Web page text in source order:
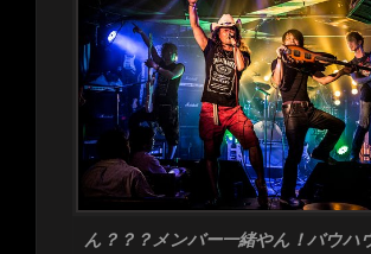
ん？？？メンバー一緒やん！バウハ